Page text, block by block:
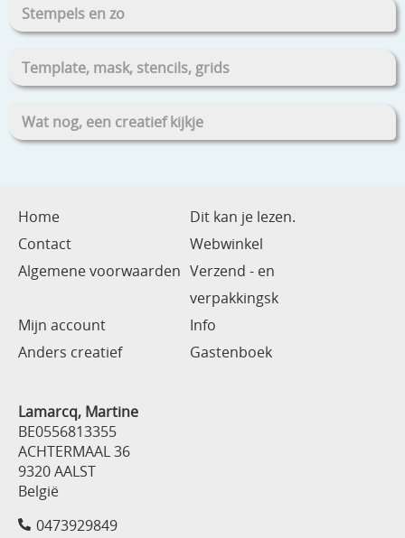
Stempels en zo
Template, mask, stencils, grids
Wat nog, een creatief kijkje
Home
Dit kan je lezen.
Contact
Webwinkel
Algemene voorwaarden Verzend - en
verpakkingsk
Mijn account
Info
Anders creatief
Gastenboek
Lamarcq, Martine
BE0556813355
ACHTERMAAL 36
9320 AALST
België
0473929849